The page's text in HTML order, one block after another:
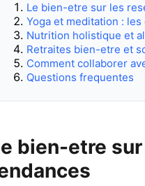
Le bien-etre sur les
Yoga et meditation :
Nutrition holistique et
Retraites bien-etre et
Comment collaborer
Questions frequentes
bien-etre